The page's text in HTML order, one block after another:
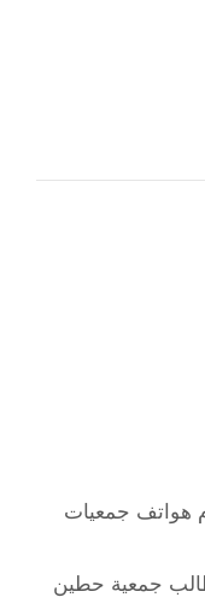
هواتف جمعيات
جمعية حطين